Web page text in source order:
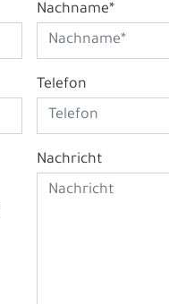
Nachname*
Telefon
Nachricht